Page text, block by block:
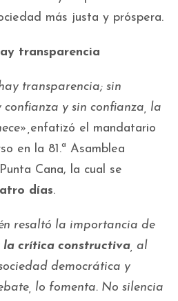
más justa y próspera.
transparencia
transparencia; sin
y sin confianza, la
enfatizó el mandatario
en la 81.ª Asamblea
Cana, la cual se
días.
resaltó la importancia de
la crítica constructiva , al
democrática y
lo fomenta. No silencia